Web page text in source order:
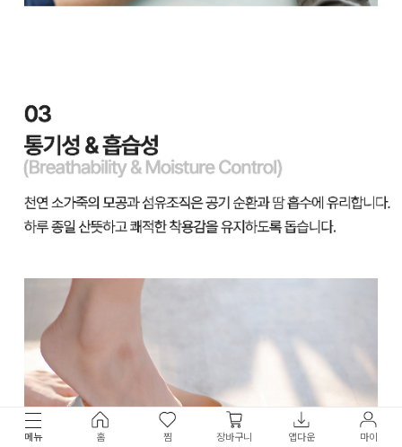
메뉴 홈 찜 장바구니 앱다운 마이